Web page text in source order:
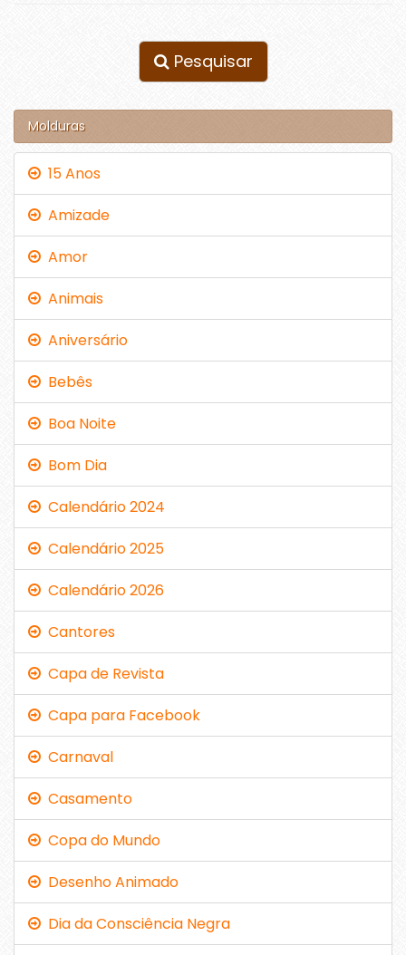
Pesquisar
Molduras
15 Anos
Amizade
Amor
Animais
Aniversário
Bebês
Boa Noite
Bom Dia
Calendário 2024
Calendário 2025
Calendário 2026
Cantores
Capa de Revista
Capa para Facebook
Carnaval
Casamento
Copa do Mundo
Desenho Animado
Dia da Consciência Negra